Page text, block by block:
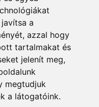
a
azzal hogy
tartalmakat és
jelenít meg,
megtudjuk
a látogatóink.
methods